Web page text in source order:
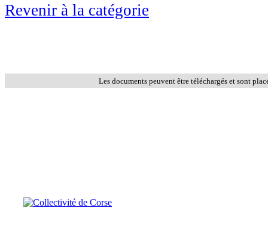
Revenir à la catégorie
Les documents peuvent être téléchargés et sont